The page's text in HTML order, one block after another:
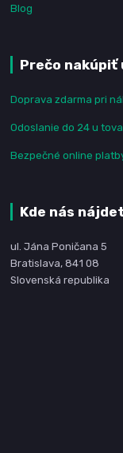
Blog
Prečo nakúpiť
Doprava zdarma pri
Odoslanie do 24 u
Bezpečné online
Kde nás
ul. Jána Poničana 5
Bratislava, 841 08
Slovenská republika